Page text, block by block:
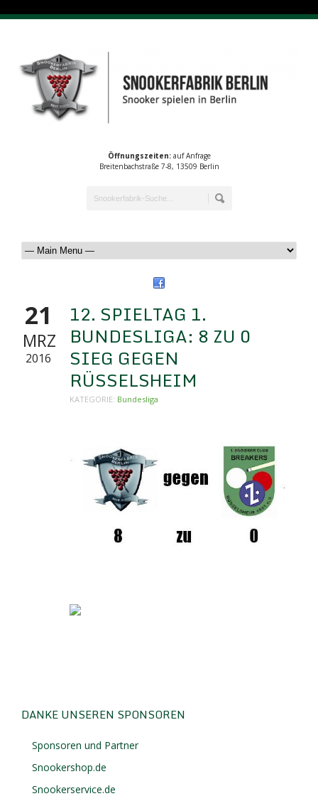
Öffnungszeiten:auf Anfrage
Breitenbachstraße 7-8, 13509 Berlin
21
MRZ
2016
12. SPIELTAG 1.
BUNDESLIGA: 8 ZU 0
SIEG GEGEN
RÜSSELSHEIM
KATEGORIE: Bundesliga
DANKE UNSEREN SPONSOREN
Sponsoren und Partner
Snookershop.de
Snookerservice.de